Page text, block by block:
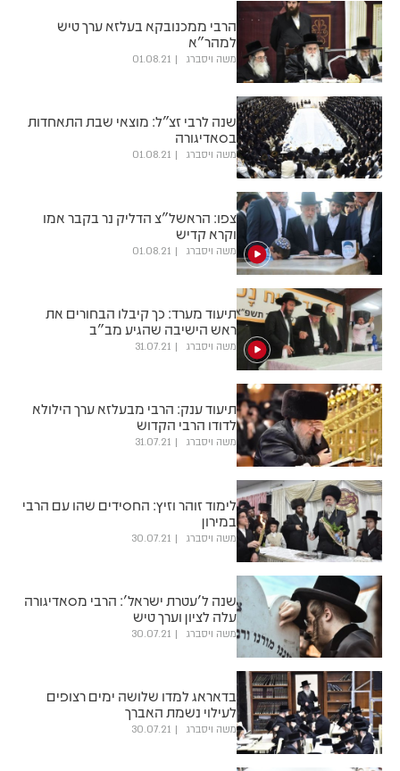
הרבי ממכנובקא בעלזא ערך טיש
למהר"א
משה ויסברג 01.08.21
שנה לרבי זצ"ל: מוצאי שבת התאחדות
בסאדיגורה
משה ויסברג 01.08.21
צפו: הראשל"צ הדליק נר בקבר אמו
וקרא קדיש
משה ויסברג 01.08.21
תיעוד מערד: כך קיבלו הבחורים את
ראש הישיבה שהגיע מב"ב
משה ויסברג 31.07.21
תיעוד ענק: הרבי מבעלזא ערך הילולא
לדודו הרבי הקדוש
משה ויסברג 31.07.21
לימוד זוהר וזיץ: החסידים שהו עם הרבי
במירון
משה ויסברג 30.07.21
שנה ל'עטרת ישראל': הרבי מסאדיגורה
עלה לציון וערך טיש
משה ויסברג 30.07.21
בדאראג למדו שלושה ימים רצופים
לעילוי נשמת האברך
משה ויסברג 30.07.21